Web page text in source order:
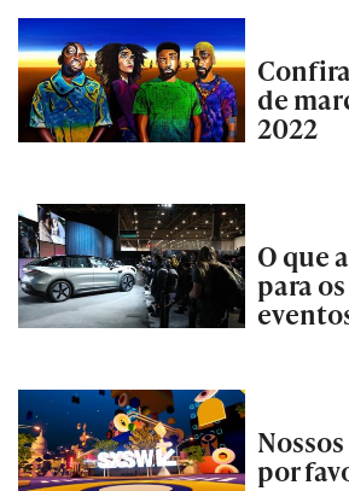
de
2022
O que
para
por